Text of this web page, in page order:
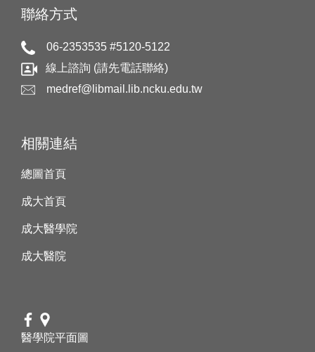
聯絡方式
06-2353535 #5120-5122
線上諮詢 (請先電話聯絡)
medref@libmail.lib.ncku.edu.tw
相關連結
總圖首頁
成大首頁
成大醫學院
成大醫院
醫學院平面圖